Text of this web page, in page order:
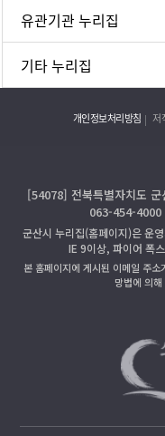
유관기관 누리집
기타 누리집
개인정보처리방침 저
[54078] 전북특별자치도
063-454-4000
군산시 누리집(홈페이지)은 운
IE 9이상, 파이어 폭
본 홈페이지에 게시된 이메일 주
망법에 의